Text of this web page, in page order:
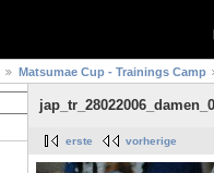
Matsumae Cup - Trainings Camp
erste vorherige